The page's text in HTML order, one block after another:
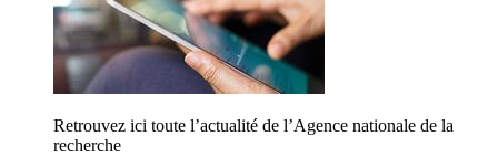
Retrouvez ici toute l’actualité de l’Agence nationale de la
recherche